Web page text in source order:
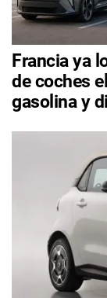
Francia ya
de coches
gasolina y